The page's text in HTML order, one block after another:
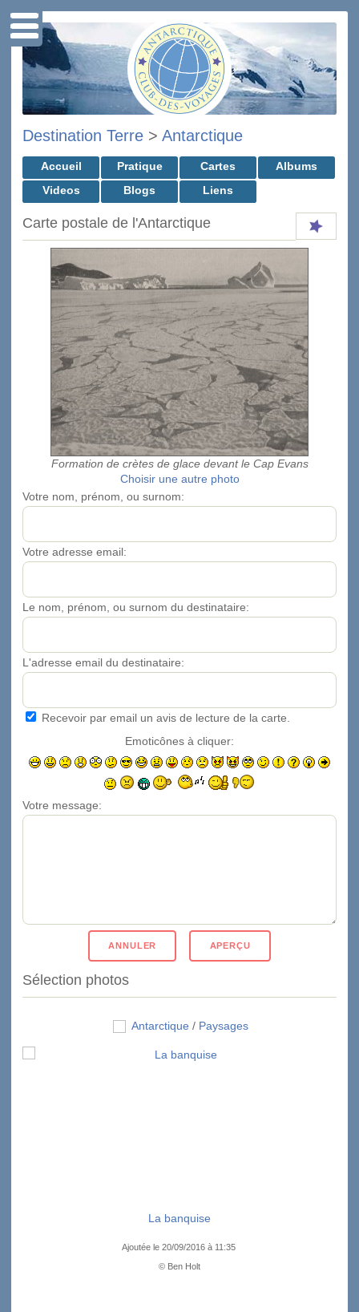
Destination Terre > Antarctique
Accueil Pratique Cartes
Albums
Videos
Blogs Liens
Carte postale de l'Antarctique
Formation de crètes de glace devant le Cap Evans
Choisir une autre photo
Votre nom, prénom, ou surnom:
Votre adresse email:
Le nom, prénom, ou surnom du destinataire:
L'adresse email du destinataire:
Recevoir par email un avis de lecture de la carte.
Emoticônes à cliquer:
Votre message:
Sélection photos
Antarctique / Paysages
La banquise
Ajoutée le 20/09/2016 à 11:35
© Ben Holt